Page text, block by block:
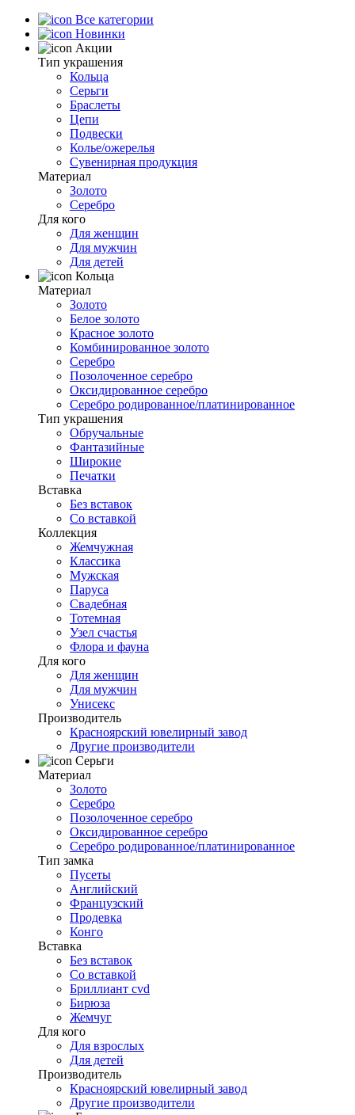
Все категории
Новинки
Акции
Тип украшения
Кольца
Серьги
Браслеты
Цепи
Подвески
Колье/ожерелья
Сувенирная продукция
Материал
Золото
Серебро
Для кого
Для женщин
Для мужчин
Для детей
Кольца
Материал
Золото
Белое золото
Красное золото
Комбинированное золото
Серебро
Позолоченное серебро
Оксидированное серебро
Серебро родированное/платинированное
Тип украшения
Обручальные
Фантазийные
Широкие
Печатки
Вставка
Без вставок
Со вставкой
Коллекция
Жемчужная
Классика
Мужская
Паруса
Свадебная
Тотемная
Узел счастья
Флора и фауна
Для кого
Для женщин
Для мужчин
Унисекс
Производитель
Красноярский ювелирный завод
Другие производители
Серьги
Материал
Золото
Серебро
Позолоченное серебро
Оксидированное серебро
Серебро родированное/платинированное
Тип замка
Пусеты
Английский
Французский
Продевка
Конго
Вставка
Без вставок
Со вставкой
Бриллиант cvd
Бирюза
Жемчуг
Для кого
Для взрослых
Для детей
Производитель
Красноярский ювелирный завод
Другие производители